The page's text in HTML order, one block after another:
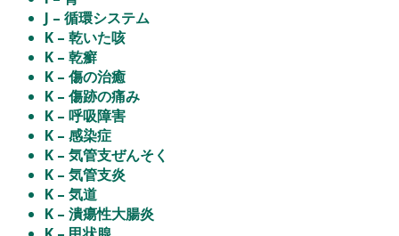
J – 循環システム
K – 乾いた咳
K – 乾癬
K – 傷の治癒
K – 傷跡の痛み
K – 呼吸障害
K – 感染症
K – 気管支ぜんそく
K – 気管支炎
K – 気道
K – 潰瘍性大腸炎